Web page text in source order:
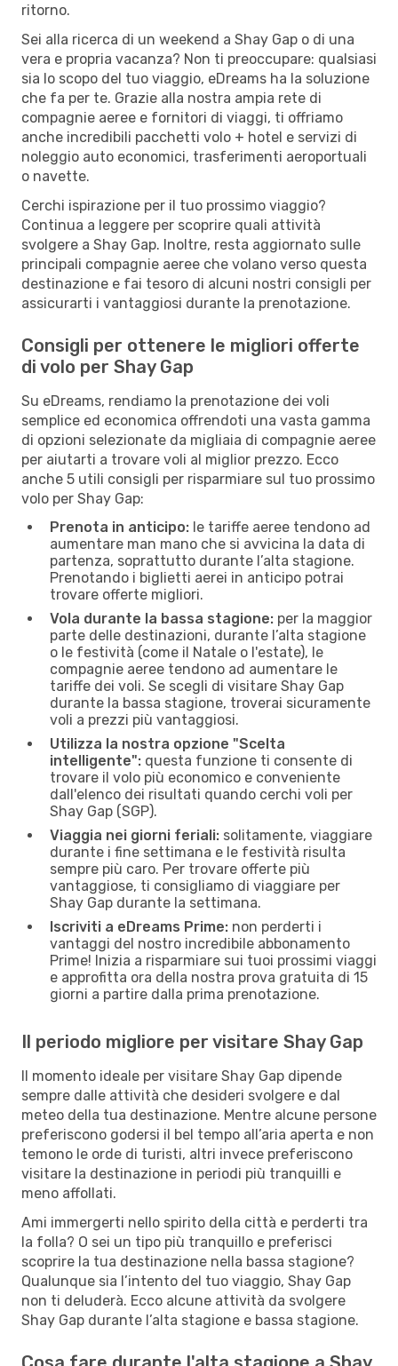
ritorno.
Sei alla ricerca di un weekend a Shay Gap o di una
vera e propria vacanza? Non ti preoccupare: qualsiasi
sia lo scopo del tuo viaggio, eDreams ha la soluzione
che fa per te. Grazie alla nostra ampia rete di
compagnie aeree e fornitori di viaggi, ti offriamo
anche incredibili pacchetti volo + hotel e servizi di
noleggio auto economici, trasferimenti aeroportuali
o navette.
Cerchi ispirazione per il tuo prossimo viaggio?
Continua a leggere per scoprire quali attività
svolgere a Shay Gap. Inoltre, resta aggiornato sulle
principali compagnie aeree che volano verso questa
destinazione e fai tesoro di alcuni nostri consigli per
assicurarti i vantaggiosi durante la prenotazione.
Consigli per ottenere le migliori offerte
di volo per Shay Gap
Su eDreams, rendiamo la prenotazione dei voli
semplice ed economica offrendoti una vasta gamma
di opzioni selezionate da migliaia di compagnie aeree
per aiutarti a trovare voli al miglior prezzo. Ecco
anche 5 utili consigli per risparmiare sul tuo prossimo
volo per Shay Gap:
Prenota in anticipo: le tariffe aeree tendono ad
aumentare man mano che si avvicina la data di
partenza, soprattutto durante l’alta stagione.
Prenotando i biglietti aerei in anticipo potrai
trovare offerte migliori.
Vola durante la bassa stagione: per la maggior
parte delle destinazioni, durante l’alta stagione
o le festività (come il Natale o l'estate), le
compagnie aeree tendono ad aumentare le
tariffe dei voli. Se scegli di visitare Shay Gap
durante la bassa stagione, troverai sicuramente
voli a prezzi più vantaggiosi.
Utilizza la nostra opzione "Scelta
intelligente": questa funzione ti consente di
trovare il volo più economico e conveniente
dall'elenco dei risultati quando cerchi voli per
Shay Gap (SGP).
Viaggia nei giorni feriali: solitamente, viaggiare
durante i fine settimana e le festività risulta
sempre più caro. Per trovare offerte più
vantaggiose, ti consigliamo di viaggiare per
Shay Gap durante la settimana.
Iscriviti a eDreams Prime: non perderti i
vantaggi del nostro incredibile abbonamento
Prime! Inizia a risparmiare sui tuoi prossimi viaggi
e approfitta ora della nostra prova gratuita di 15
giorni a partire dalla prima prenotazione.
Il periodo migliore per visitare Shay Gap
Il momento ideale per visitare Shay Gap dipende
sempre dalle attività che desideri svolgere e dal
meteo della tua destinazione. Mentre alcune persone
preferiscono godersi il bel tempo all’aria aperta e non
temono le orde di turisti, altri invece preferiscono
visitare la destinazione in periodi più tranquilli e
meno affollati.
Ami immergerti nello spirito della città e perderti tra
la folla? O sei un tipo più tranquillo e preferisci
scoprire la tua destinazione nella bassa stagione?
Qualunque sia l’intento del tuo viaggio, Shay Gap
non ti deluderà. Ecco alcune attività da svolgere
Shay Gap durante l’alta stagione e bassa stagione.